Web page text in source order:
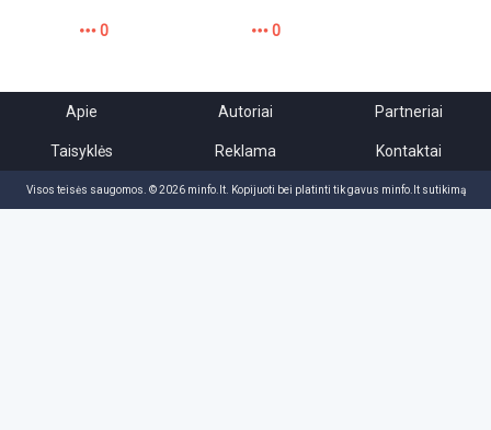
0 0
Apie Autoriai Partneriai
Taisyklės Reklama Kontaktai
Visos teisės saugomos. © 2026 minfo.lt. Kopijuoti bei platinti tik gavus minfo.lt sutikimą